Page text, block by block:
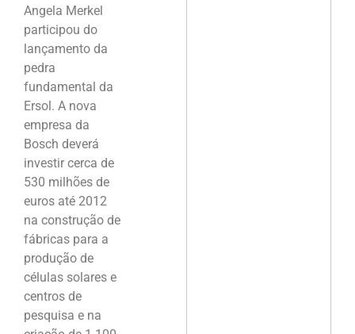
Angela Merkel
participou do
lançamento da
pedra
fundamental da
Ersol. A nova
empresa da
Bosch deverá
investir cerca de
530 milhões de
euros até 2012
na construção de
fábricas para a
produção de
células solares e
centros de
pesquisa e na